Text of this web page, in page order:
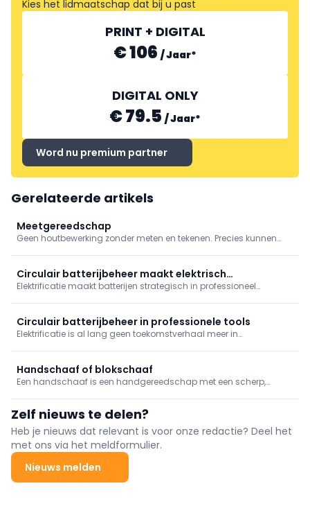
LAMOT
Kies het lidmaatschap dat bij u past
PRINT + DIGITAL
€ 106 /Jaar*
DIGITAL ONLY
€ 79.5 /Jaar*
Word nu premium partner
Gerelateerde artikels
Meetgereedschap
Geen houtbewerking zonder meten en tekenen. Precies kunnen
Circulair batterijbeheer maakt elektrisch
gereedschap rendabeler
Elektrificatie maakt batterijen strategisch in professioneel
vervangen, met ketensamenwerking om levensduur te verlengen,
kosten te drukken en end‑of‑life te organiseren.
Circulair batterijbeheer in professionele tools
Elektrificatie is al lang geen toekomstverhaal meer in
toestellen op batterijen.
Handschaaf of blokschaaf
Een handschaaf is een handgereedschap met een scherp,
om hout glad te maken of het op maat te brengen.
Zelf nieuws te delen?
Heb je nieuws dat relevant is voor onze redactie? Deel het
met ons via het meldformulier.
Nieuws melden